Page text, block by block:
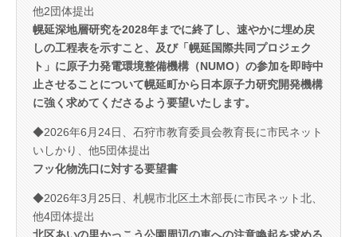
他2団体提出
幌延深地層研究を2028年までに終了し、速やかに埋め戻
しの工程表を示すこと、及び「幌延国際共同プロジェク
ト」に原子力発電環境整備機構（NUMO）の参加を即時中
止させることについて幌延町から日本原子力研究開発機構
に強く求めてくださるよう要望いたします。
◆2026年6月24日、石狩市教育委員会教育長に市民ネット
いしかり、他5団体提出
フッ化物洗口に対する要望書
◆2026年3月25日、札幌市北区土木部長に市民ネット北、
他4団体提出
北区あいの里かっこう公園周辺の車への注意喚起を求める